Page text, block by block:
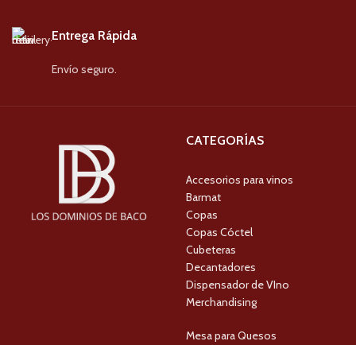
Entrega Rápida
Envío seguro.
CATEGORÍAS
Accesorios para vinos
Barmat
Copas
Copas Cóctel
Cubeteras
Decantadores
Dispensador de VIno
Merchandising
Mesa para Quesos